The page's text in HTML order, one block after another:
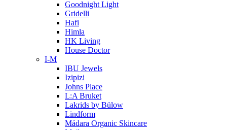
Goodnight Light
Gridelli
Hafi
Himla
HK Living
House Doctor
I-M
IBU Jewels
Izipizi
Johns Place
L:A Bruket
Lakrids by Bülow
Lindform
Mádara Organic Skincare